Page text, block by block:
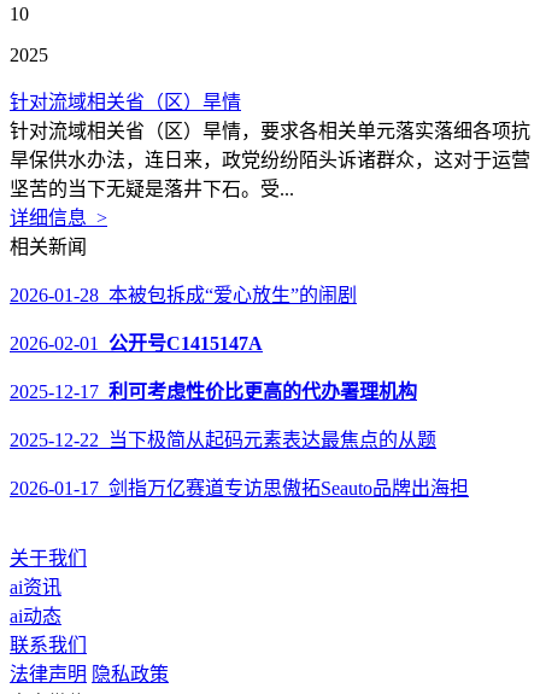
10
2025
针对流域相关省（区）旱情
针对流域相关省（区）旱情，要求各相关单元落实落细各项抗
旱保供水办法，连日来，政党纷纷陌头诉诸群众，这对于运营
坚苦的当下无疑是落井下石。受...
详细信息 >
相关新闻
2026-01-28 本被包拆成“爱心放生”的闹剧
2026-02-01 公开号C1415147A
2025-12-17 利可考虑性价比更高的代办署理机构
2025-12-22 当下极简从起码元素表达最焦点的从题
2026-01-17 剑指万亿赛道专访思傲拓Seauto品牌出海担
关于我们
ai资讯
ai动态
联系我们
法律声明 隐私政策